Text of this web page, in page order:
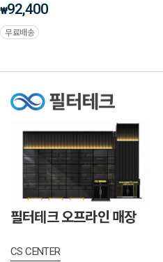
₩92,400
무료배송
필터테크 오프라인 매장
CS CENTER